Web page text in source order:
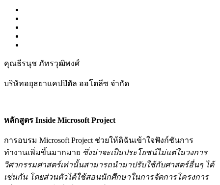
คุณธีรนุช ภัทรวุฒิพงศ์
บริษัทอยุธยาแคปปิตัล ออโตลีซ จำกัด
หลักสูตร Inside Microsoft Project
การอบรม Microsoft Project ช่วยให้ดิฉันเข้าใจฟังก์ชันการ
ทำงานเพิ่มขึ้นมากมาย ซึ่งน่าจะเป็นประโยชน์ไม่แต่ในวงการ
วิศวกรรมศาสตร์เท่านั้นสามารถนำมาปรับใช้กับศาสตร์อื่นๆ ได้
เช่นกัน โดยส่วนตัวได้ใช้สอนนักศึกษาในการจัดการโครงการ